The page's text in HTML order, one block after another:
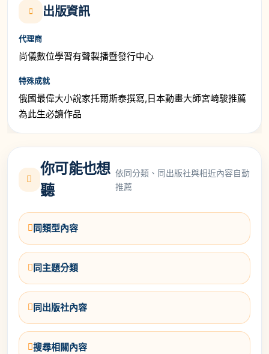
出版資訊
代理商
尚儀數位學習有聲製播暨發行中心
特殊成就
俄國最偉大小說家托爾斯泰撰寫,日本動畫大師宮崎駿推薦
為此生必讀作品
你可能也想
聽
依同分類、同出版社與相近內容自動
推薦
同類型內容
同主題分類
同出版社內容
搜尋相關內容